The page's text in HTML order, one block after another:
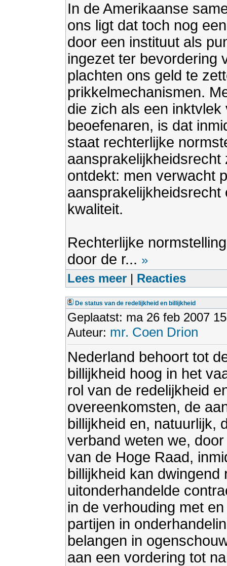
In de Amerikaanse
ons ligt dat toch nog
door een instituut als
ingezet ter bevordering
plachten ons geld te
prikkelmechanismen.
die zich als een
beoefenaren, is dat
staat rechterlijke
ontdekt: men verwacht
kwaliteit.
Rechterlijke
door de r... »
Lees meer | Reacties
De status van de redelijkheid en billijkheid
Geplaatst: ma 26 feb 2007
Auteur: mr. Coen Drion
Nederland behoort tot
billijkheid hoog in het
rol van de redelijkheid
overeenkomsten, de
billijkheid en, natuurlijk,
verband weten we,
van de Hoge Raad,
billijkheid kan
uitonderhandelde
in de verhouding met
partijen in
belangen in
aan een vordering tot